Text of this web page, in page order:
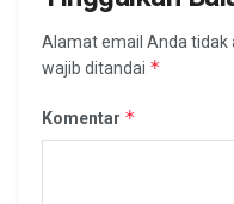
Alamat email Anda tidak
wajib ditandai *
Komentar *